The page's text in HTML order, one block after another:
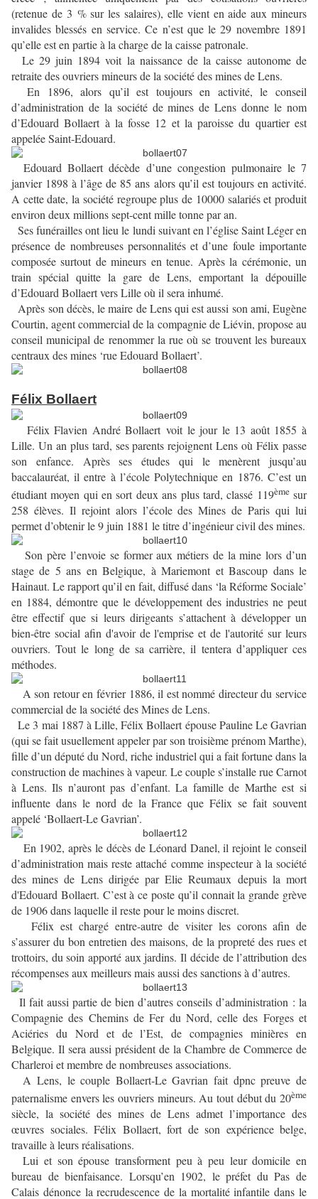
(retenue de 3 % sur les salaires), elle vient en aide aux mineurs
invalides blessés en service. Ce n’est que le 29 novembre 1891
qu’elle est en partie à la charge de la caisse patronale.
Le 29 juin 1894 voit la naissance de la caisse autonome de
retraite des ouvriers mineurs de la société des mines de Lens.
En 1896, alors qu’il est toujours en activité, le conseil
d’administration de la société de mines de Lens donne le nom
d’Edouard Bollaert à la fosse 12 et la paroisse du quartier est
appelée Saint-Edouard.
Edouard Bollaert décède d’une congestion pulmonaire le 7
janvier 1898 à l’âge de 85 ans alors qu’il est toujours en activité.
A cette date, la société regroupe plus de 10000 salariés et produit
environ deux millions sept-cent mille tonne par an.
Ses funérailles ont lieu le lundi suivant en l’église Saint Léger en
présence de nombreuses personnalités et d’une foule importante
composée surtout de mineurs en tenue. Après la cérémonie, un
train spécial quitte la gare de Lens, emportant la dépouille
d’Edouard Bollaert vers Lille où il sera inhumé.
Après son décès, le maire de Lens qui est aussi son ami, Eugène
Courtin, agent commercial de la compagnie de Liévin, propose au
conseil municipal de renommer la rue où se trouvent les bureaux
centraux des mines ‘rue Edouard Bollaert’.
Félix Bollaert
Félix Flavien André Bollaert voit le jour le 13 août 1855 à
Lille. Un an plus tard, ses parents rejoignent Lens où Félix passe
son enfance. Après ses études qui le menèrent jusqu’au
baccalauréat, il entre à l’école Polytechnique en 1876. C’est un
étudiant moyen qui en sort deux ans plus tard, classé 119èmesur
258 élèves. Il rejoint alors l’école des Mines de Paris qui lui
permet d’obtenir le 9 juin 1881 le titre d’ingénieur civil des mines.
Son père l’envoie se former aux métiers de la mine lors d’un
stage de 5 ans en Belgique, à Mariemont et Bascoup dans le
Hainaut. Le rapport qu’il en fait, diffusé dans ‘la Réforme Sociale’
en 1884, démontre que le développement des industries ne peut
être effectif que si leurs dirigeants s’attachent à développer un
bien-être social afin d'avoir de l'emprise et de l'autorité sur leurs
ouvriers. Tout le long de sa carrière, il tentera d’appliquer ces
méthodes.
A son retour en février 1886, il est nommé directeur du service
commercial de la société des Mines de Lens.
Le 3 mai 1887 à Lille, Félix Bollaert épouse Pauline Le Gavrian
(qui se fait usuellement appeler par son troisième prénom Marthe),
fille d’un député du Nord, riche industriel qui a fait fortune dans la
construction de machines à vapeur. Le couple s’installe rue Carnot
à Lens. Ils n’auront pas d’enfant. La famille de Marthe est si
influente dans le nord de la France que Félix se fait souvent
appelé ‘Bollaert-Le Gavrian’.
En 1902, après le décès de Léonard Danel, il rejoint le conseil
d’administration mais reste attaché comme inspecteur à la société
des mines de Lens dirigée par Elie Reumaux depuis la mort
d'Edouard Bollaert. C’est à ce poste qu’il connait la grande grève
de 1906 dans laquelle il reste pour le moins discret.
Félix est chargé entre-autre de visiter les corons afin de
s’assurer du bon entretien des maisons, de la propreté des rues et
trottoirs, du soin apporté aux jardins. Il décide de l’attribution des
récompenses aux meilleurs mais aussi des sanctions à d’autres.
Il fait aussi partie de bien d’autres conseils d’administration : la
Compagnie des Chemins de Fer du Nord, celle des Forges et
Aciéries du Nord et de l’Est, de compagnies minières en
Belgique. Il sera aussi président de la Chambre de Commerce de
Charleroi et membre de nombreuses associations.
A Lens, le couple Bollaert-Le Gavrian fait dpnc preuve de
paternalisme envers les ouvriers mineurs. Au tout début du 20ème
siècle, la société des mines de Lens admet l’importance des
œuvres sociales. Félix Bollaert, fort de son expérience belge,
travaille à leurs réalisations.
Lui et son épouse transforment peu à peu leur domicile en
bureau de bienfaisance. Lorsqu’en 1902, le préfet du Pas de
Calais dénonce la recrudescence de la mortalité infantile dans le